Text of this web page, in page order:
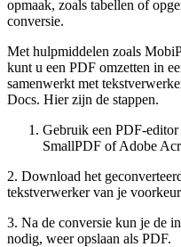
opmaak, zoals tabellen of
conversie.
Met hulpmiddelen zoals
kunt u een PDF omzetten in
samenwerkt met
Docs. Hier zijn de stappen.
Gebruik een PDF-
SmallPDF of Adobe
2. Download het
tekstverwerker van je
3. Na de conversie kun je de
nodig, weer opslaan als PDF.